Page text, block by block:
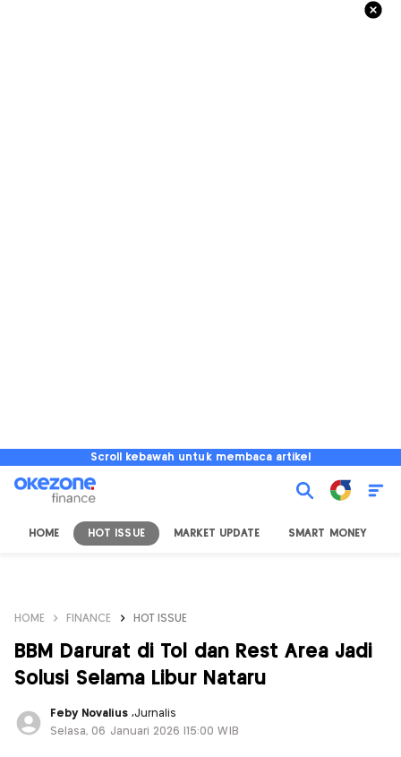
Scroll kebawah untuk membaca artikel
HOME HOT ISSUE MARKET UPDATE SMART MONEY
HOME FINANCE HOT ISSUE
BBM Darurat di Tol dan Rest Area Jadi
Solusi Selama Libur Nataru
Feby Novalius ,Jurnalis
Selasa, 06 Januari 2026 |15:00 WIB